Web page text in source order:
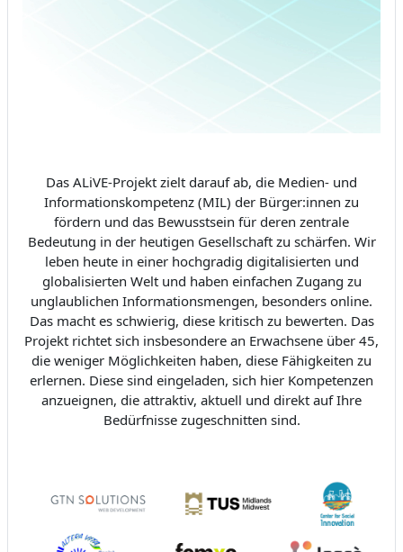
Das ALiVE-Projekt zielt darauf ab, die Medien- und
Informationskompetenz (MIL) der Bürger:innen zu
fördern und das Bewusstsein für deren zentrale
Bedeutung in der heutigen Gesellschaft zu schärfen. Wir
leben heute in einer hochgradig digitalisierten und
globalisierten Welt und haben einfachen Zugang zu
unglaublichen Informationsmengen, besonders online.
Das macht es schwierig, diese kritisch zu bewerten. Das
Projekt richtet sich insbesondere an Erwachsene über 45,
die weniger Möglichkeiten haben, diese Fähigkeiten zu
erlernen. Diese sind eingeladen, sich hier Kompetenzen
anzueignen, die attraktiv, aktuell und direkt auf Ihre
Bedürfnisse zugeschnitten sind.